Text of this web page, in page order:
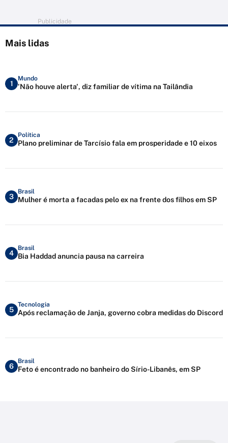
Publicidade
Mais lidas
1
Mundo
'Não houve alerta', diz familiar de vítima na Tailândia
2
Política
Plano preliminar de Tarcísio fala em prosperidade e 10 eixos
3
Brasil
Mulher é morta a facadas pelo ex na frente dos filhos em SP
4
Brasil
Bia Haddad anuncia pausa na carreira
5
Tecnologia
Após reclamação de Janja, governo cobra medidas do Discord
6
Brasil
Feto é encontrado no banheiro do Sírio-Libanês, em SP